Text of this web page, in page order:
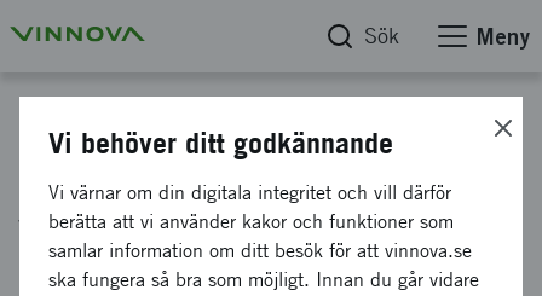
Sök Meny
Prediktering av kylningsförlopp
vid härdning av stål genom
CFD-beräkningar
Vi behöver ditt godkännande
Vi värnar om din digitala integritet och vill därför
berätta att vi använder kakor och funktioner som
samlar information om ditt besök för att vinnova.se
ska fungera så bra som möjligt. Innan du går vidare